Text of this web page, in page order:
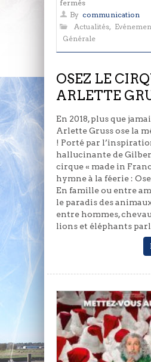
ferméssur
OSEZ
LE
CIRQUE
GRUSS
By communication
Actualités,
Générale
OSEZ LE
ARLETTE
En 2018, plus que
Arlette Gruss ose la
! Porté par
hallucinante de
cirque « made in
hymne à la féerie :
En famille ou entre
le paradis des
entre hommes,
lions et éléphants